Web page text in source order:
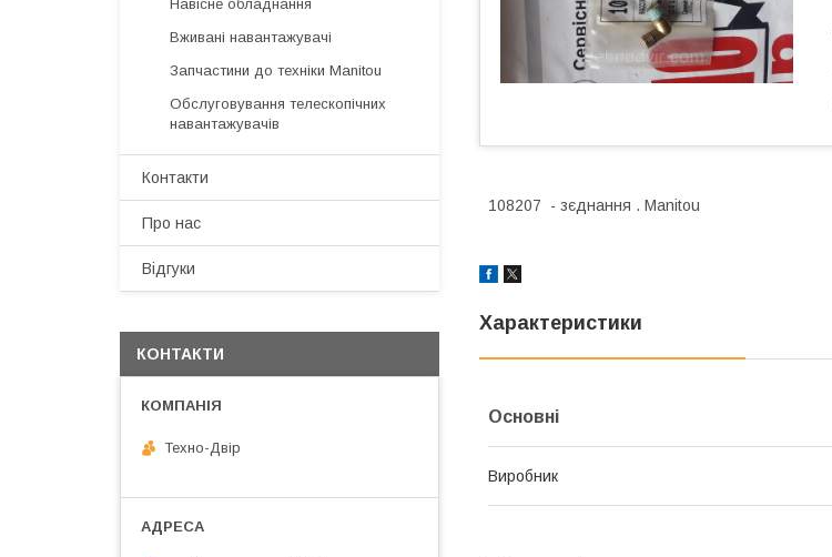
108207 - зєднання . Мanitou
Характеристики
Основні
Виробник
Навісне обладнання
Вживані навантажувачі
Запчастини до техніки Manitou
Обслуговування телескопічних
навантажувачів
Контакти
Про нас
Відгуки
КОНТАКТИ
Техно-Двір